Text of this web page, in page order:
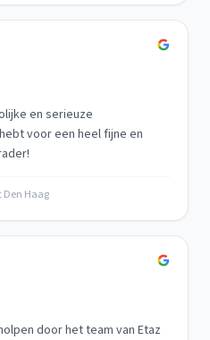
en serieuze
voor een heel fijne en
Den Haag
door het team van Etaz